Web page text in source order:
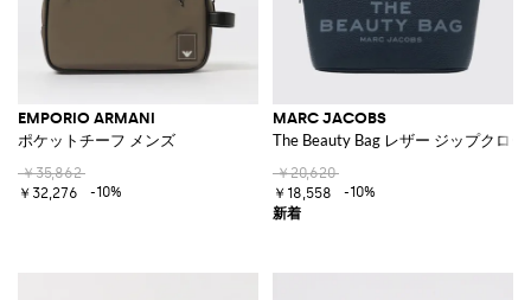
EMPORIO ARMANI
ポケットチーフ メンズ
￥35,862
￥32,276
-10%
MARC JACOBS
The Beauty Bag レザー ジップクロ
￥20,620
￥18,558
-10%